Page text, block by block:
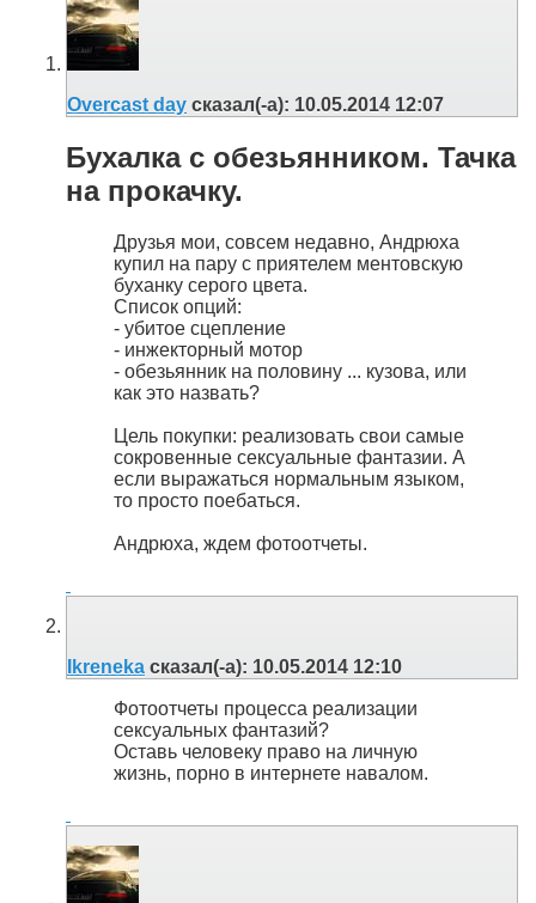
Overcast day сказал(-а): 10.05.2014 12:07
Бухалка с обезьянником. Тачка
на прокачку.
Друзья мои, совсем недавно, Андрюха
купил на пару с приятелем ментовскую
буханку серого цвета.
Список опций:
- убитое сцепление
- инжекторный мотор
- обезьянник на половину ... кузова, или
как это назвать?
Цель покупки: реализовать свои самые
сокровенные сексуальные фантазии. А
если выражаться нормальным языком,
то просто поебаться.
Андрюха, ждем фотоотчеты.
Ikreneka сказал(-а): 10.05.2014 12:10
Фотоотчеты процесса реализации
сексуальных фантазий?
Оставь человеку право на личную
жизнь, порно в интернете навалом.